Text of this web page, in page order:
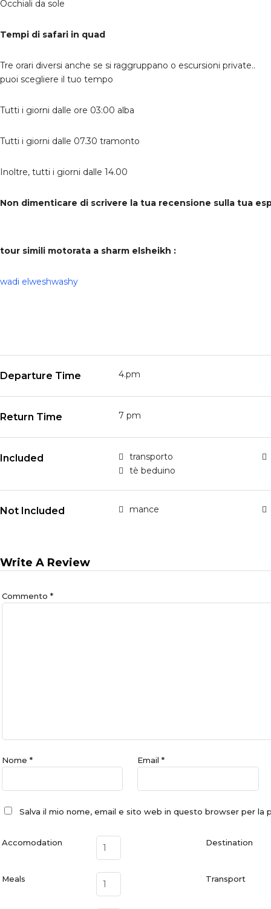
Occhiali da sole
Tempi di safari in quad
Tre orari diversi anche se si raggruppano o escursioni private..
puoi scegliere il tuo tempo
Tutti i giorni dalle ore 03:00 alba
Tutti i giorni dalle 07.30 tramonto
Inoltre, tutti i giorni dalle 14.00
Non dimenticare di scrivere la tua recensione sulla tua
tour simili motorata a sharm elsheikh :
wadi elweshwashy
Departure Time 4.pm
Return Time 7 pm
Included
transporto
tè beduino
Not Included mance
Write A Review
Commento *
Nome * Email*
Salva il mio nome, email e sito web in questo browser per la
Accomodation Destination
Meals Transport